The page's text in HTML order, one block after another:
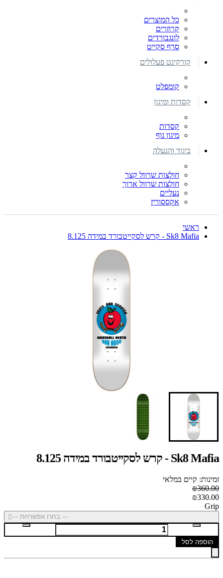
כל המוצרים
קרוזרים
לונגבורדים
סרף סקייט
קורקינט פעלולים
קומפלט
קסדות ומיגון
קסדות
מיגון גוף
ביגוד והנעלה
חולצות שרוול קצר
חולצות שרוול ארוך
נעליים
אקססוריז
ראשי
Sk8 Mafia - קרש לסקייטבורד במידה 8.125
Sk8 Mafia - קרש לסקייטבורד במידה 8.125
זמינות: קיים במלאי
₪360.00
₪330.00
Grip
--- בחרו אפשרויות ---
הוספה לסל